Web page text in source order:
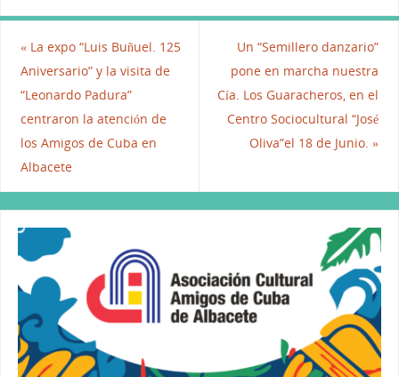
c
e
b
o
o
k
itt
er
ai
l
k
e
dI
n
at
«La expo “Luis Buñuel. 125
Aniversario” y la visita de
“Leonardo Padura”
centraron la atención de
los Amigos de Cuba en
Albacete
Un “Semillero danzario”
pone en marcha nuestra
Cía. Los Guaracheros, en el
Centro Sociocultural “José
Oliva”el 18 de Junio.»